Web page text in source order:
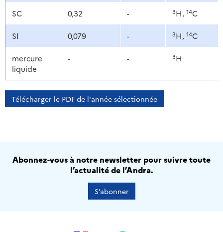
SC 0,32 - 3H, 14C
SI 0,079 - 3H, 14C
mercure
liquide
- - 3H
Télécharger le PDF de l'année sélectionnée
Abonnez-vous à notre newsletter pour suivre toute
l’actualité de l’Andra.
S’abonner